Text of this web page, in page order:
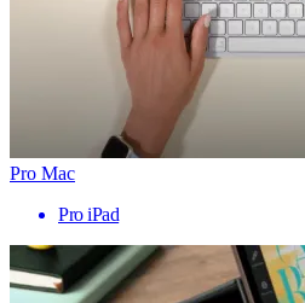
Pro Mac
Pro iPad